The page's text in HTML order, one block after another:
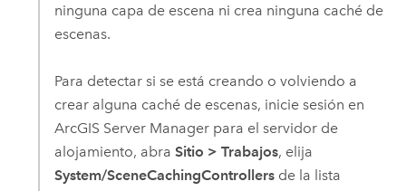
ninguna capa de escena ni crea ninguna caché de
escenas.
Para detectar si se está creando o volviendo a
crear alguna caché de escenas, inicie sesión en
ArcGIS Server Managerpara el servidor de
alojamiento, abra Sitio > Trabajos, elija
System/SceneCachingControllersde la lista